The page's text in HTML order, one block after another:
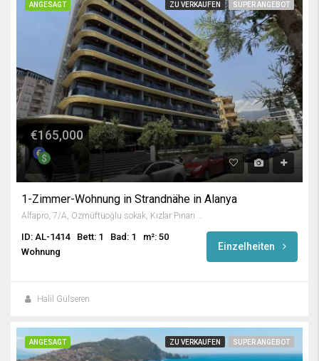
ANGESAGT ZU VERKAUFEN SUPER ANGEBOT
€165,000
1-Zimmer-Wohnung in Strandnähe in Alanya
ID: AL-1414 Bett: 1 Bad: 1
m²: 50
Wohnung
Einzelheiten
Halil Gülseren
ANGESAGT ZU VERKAUFEN SUPER ANGEBOT